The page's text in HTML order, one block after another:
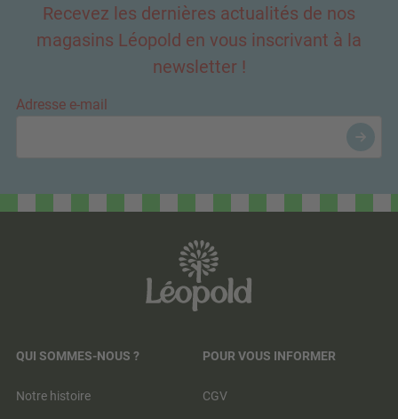
Recevez les dernières actualités de nos
magasins Léopold en vous inscrivant à la
newsletter !
Adresse e-mail
QUI SOMMES-NOUS ?
Notre histoire
POUR VOUS INFORMER
CGV